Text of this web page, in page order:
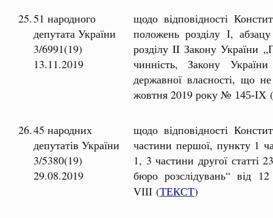
25.51 народного
депутата України
3/6991(19)
13.11.2019
щодо відповідності
положень розділу І,
розділу II Закону України
чинність, Закону
державної власності, що
жовтня 2019 року № 145-ІХ (
26.45 народних
депутатів України
3/5380(19)
29.08.2019
щодо відповідності
частини першої, пункту 1
1, 3 частини другої статті
бюро розслідувань“ від
VIII (ТЕКСТ)